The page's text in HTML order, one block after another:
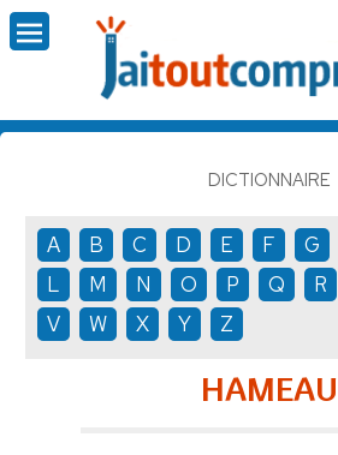
DICTIONNAIRE
A B C D E F G
L
M N O P Q R
V
W X Y Z
HAMEAU